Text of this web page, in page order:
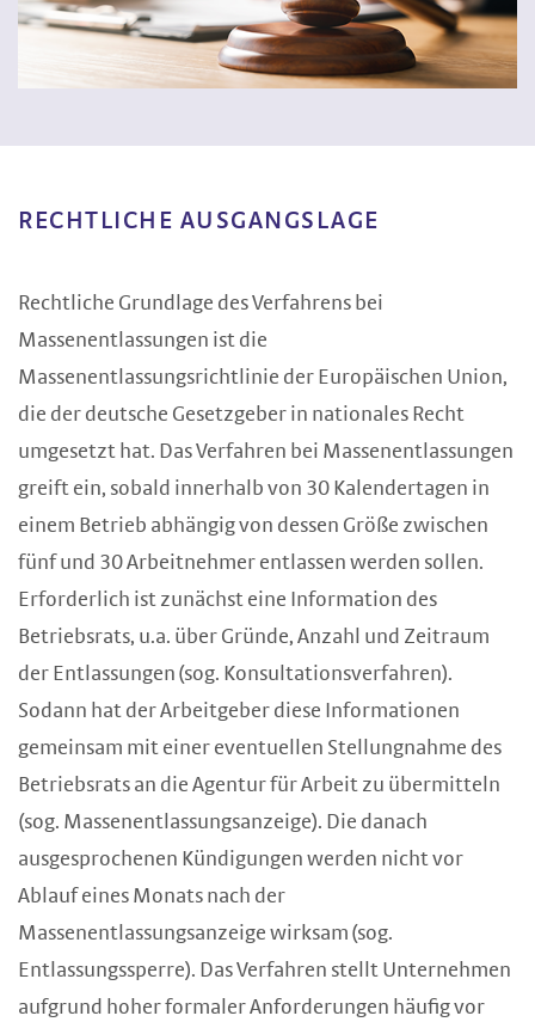
RECHTLICHE AUSGANGSLAGE
Rechtliche Grundlage des Verfahrens bei
Massenentlassungen ist die
Massenentlassungsrichtlinie der Europäischen Union,
die der deutsche Gesetzgeber in nationales Recht
umgesetzt hat. Das Verfahren bei Massenentlassungen
greift ein, sobald innerhalb von 30 Kalendertagen in
einem Betrieb abhängig von dessen Größe zwischen
fünf und 30 Arbeitnehmer entlassen werden sollen.
Erforderlich ist zunächst eine Information des
Betriebsrats, u.a. über Gründe, Anzahl und Zeitraum
der Entlassungen (sog. Konsultationsverfahren).
Sodann hat der Arbeitgeber diese Informationen
gemeinsam mit einer eventuellen Stellungnahme des
Betriebsrats an die Agentur für Arbeit zu übermitteln
(sog. Massenentlassungsanzeige). Die danach
ausgesprochenen Kündigungen werden nicht vor
Ablauf eines Monats nach der
Massenentlassungsanzeige wirksam (sog.
Entlassungssperre). Das Verfahren stellt Unternehmen
aufgrund hoher formaler Anforderungen häufig vor